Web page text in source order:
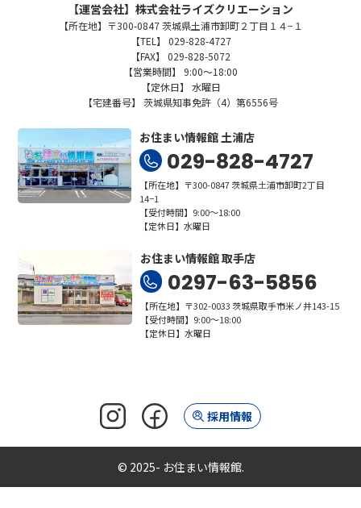
【運営会社】株式会社ライズクリエーション
【所在地】〒300-0847 茨城県土浦市卸町２丁目１４−１
【TEL】 029-828-4727
【FAX】 029-828-5072
【営業時間】 9:00～18:00
【定休日】 水曜日
【宅建番号】 茨城県知事免許（4）第6556号
お住まい情報館 土浦店
029-828-4727
【所在地】〒300-0847 茨城県土浦市卸町2丁目
14−1
【受付時間】9:00～18:00
【定休日】水曜日
お住まい情報館 取手店
0297-63-5856
【所在地】〒302-0033 茨城県取手市米ノ井143-15
【受付時間】9:00～18:00
【定休日】水曜日
採用情報
© 2025- お住まい情報館.